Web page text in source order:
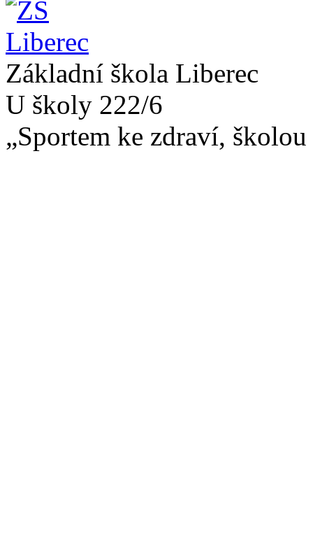
Základní škola Liberec
U školy 222/6
„Sportem ke zdraví,